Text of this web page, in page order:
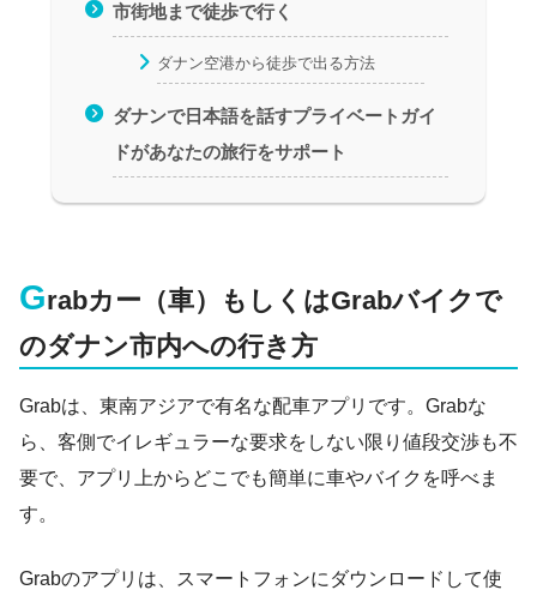
市街地まで徒歩で行く
ダナン空港から徒歩で出る方法
ダナンで日本語を話すプライベートガイ
ドがあなたの旅行をサポート
Grabカー（車）もしくはGrabバイクで
のダナン市内への行き方
Grabは、東南アジアで有名な配車アプリです。Grabな
ら、客側でイレギュラーな要求をしない限り値段交渉も不
要で、アプリ上からどこでも簡単に車やバイクを呼べま
す。
Grabのアプリは、スマートフォンにダウンロードして使